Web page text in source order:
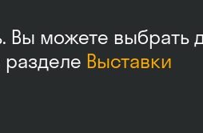
Вы можете выбрать
разделе Выставки